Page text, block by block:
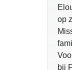
op
bij